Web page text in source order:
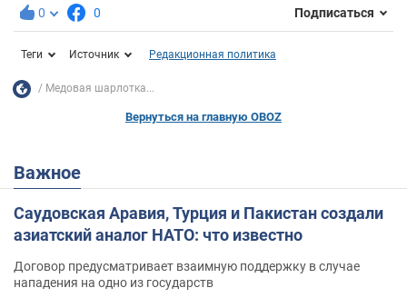
0 0 Подписаться
Теги Источник Редакционная политика
Медовая шарлотка...
Вернуться на главную OBOZ
Важное
Саудовская Аравия, Турция и Пакистан создали
азиатский аналог НАТО: что известно
Договор предусматривает взаимную поддержку в случае
нападения на одно из государств